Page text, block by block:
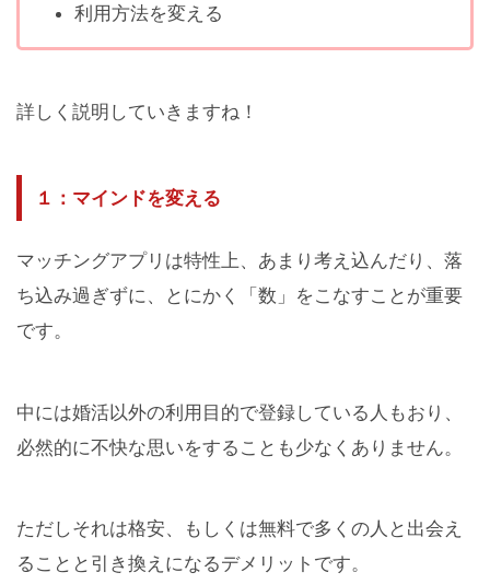
利用方法を変える
詳しく説明していきますね！
１：マインドを変える
マッチングアプリは特性上、あまり考え込んだり、落
ち込み過ぎずに、とにかく「数」をこなすことが重要
です。
中には婚活以外の利用目的で登録している人もおり、
必然的に不快な思いをすることも少なくありません。
ただしそれは格安、もしくは無料で多くの人と出会え
ることと引き換えになるデメリットです。